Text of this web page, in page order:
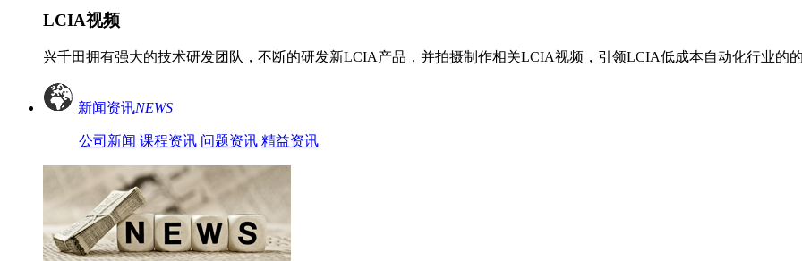
LCIA视频
兴千田拥有强大的技术研发团队，不断的研发新LCIA产品，并拍摄制作相关LCIA视频，引领LCIA低成本自动化行业的
新闻资讯NEWS
公司新闻 课程资讯 问题资讯 精益资讯